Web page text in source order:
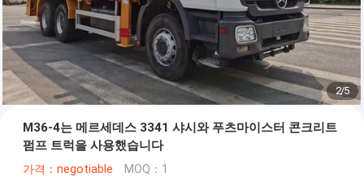
2/5
M36-4는 메르세데스 3341 샤시와 푸츠마이스터 콘크리트
펌프 트럭을 사용했습니다
가격：negotiable MOQ：1